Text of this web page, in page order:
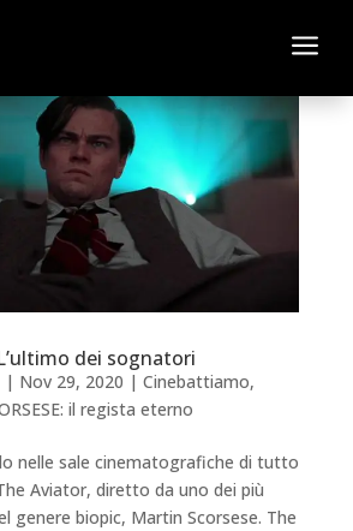
a
dei sognatori
| Nov 29, 2020 | Cinebattiamo,
il regista eterno
nelle sale cinematografiche di tutto
Aviator, diretto da uno dei più
genere biopic, Martin Scorsese. The